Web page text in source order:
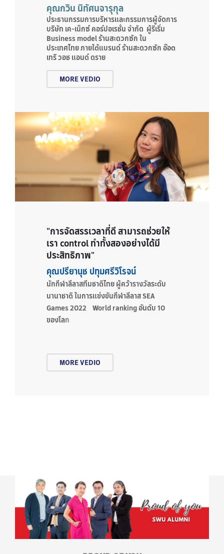
คุณกวิน นิทัศนจารุกุล
ประธานกรรมการบริหารและกรรมการผู้จัดการ
บริษัท เค-เน็กซ์ คอร์ปอเรชั่น จำกัด ผู้ริเริ่ม
Business model ร้านสะดวกซัก ใน
ประเทศไทย ภายใต้แบรนด์ ร้านสะดวกซัก อ๊อต
เทริ วอช แอนด์ ดราย
MORE VEDIO
"การจัดสรรเวลาที่ดี สามารถช่วยให้
เรา control ทำทั้งสองอย่างได้มี
ประสิทธิภาพ"
คุณปรียานุช ปทุมศรีวิโรจน์
นักกีฬาลีลาสทีมชาติไทย ผู้คว้ารางวัลระดับ
นานาชาติ ในการแข่งขันกีฬาลีลาส SEA
Games 2022 World ranking อันดับ 10
ของโลก
MORE VEDIO